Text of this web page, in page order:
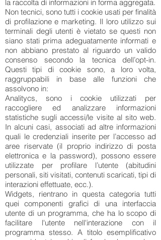
la raccolta di informazioni in forma aggregata.
Non tecnici, sono tutti i cookie usati per finalità
di profilazione e marketing. Il loro utilizzo sui
terminali degli utenti è vietato se questi non
siano stati prima adeguatamente informati e
non abbiano prestato al riguardo un valido
consenso secondo la tecnica dell’opt-in.
Questi tipi di cookie sono, a loro volta,
raggruppabili in base alle funzioni che
assolvono in:
Analitycs, sono i cookie utilizzati per
raccogliere ed analizzare informazioni
statistiche sugli accessi/le visite al sito web.
In alcuni casi, associati ad altre informazioni
quali le credenziali inserite per l’accesso ad
aree riservate (il proprio indirizzo di posta
elettronica e la password), possono essere
utilizzate per profilare l’utente (abitudini
personali, siti visitati, contenuti scaricati, tipi di
interazioni effettuate, ecc.).
Widgets, rientrano in questa categoria tutti
quei componenti grafici di una interfaccia
utente di un programma, che ha lo scopo di
facilitare l'utente nell'interazione con il
programma stesso. A titolo esemplificativo